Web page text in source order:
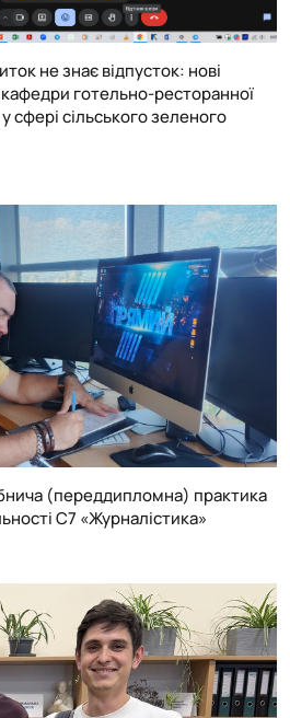
не знає відпусток: нові
готельно-ресторанної
сфері сільського зеленого
(переддипломна) практика
С7 «Журналістика»